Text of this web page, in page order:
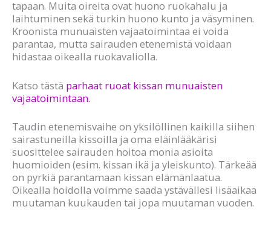
tapaan. Muita oireita ovat huono ruokahalu ja
laihtuminen sekä turkin huono kunto ja väsyminen.
Kroonista munuaisten vajaatoimintaa ei voida
parantaa, mutta sairauden etenemistä voidaan
hidastaa oikealla ruokavaliolla.
Katso tästä parhaat ruoat kissan munuaisten
vajaatoimintaan.
Taudin etenemisvaihe on yksilöllinen kaikilla siihen
sairastuneilla kissoilla ja oma eläinlääkärisi
suosittelee sairauden hoitoa monia asioita
huomioiden (esim. kissan ikä ja yleiskunto). Tärkeää
on pyrkiä parantamaan kissan elämänlaatua.
Oikealla hoidolla voimme saada ystävällesi lisäaikaa
muutaman kuukauden tai jopa muutaman vuoden.